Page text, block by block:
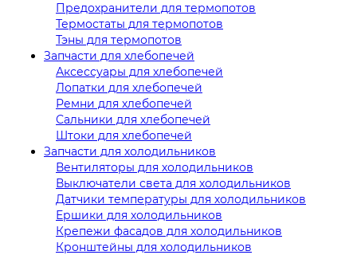
Предохранители для термопотов
Термостаты для термопотов
Тэны для термопотов
Запчасти для хлебопечей
Аксессуары для хлебопечей
Лопатки для хлебопечей
Ремни для хлебопечей
Сальники для хлебопечей
Штоки для хлебопечей
Запчасти для холодильников
Вентиляторы для холодильников
Выключатели света для холодильников
Датчики температуры для холодильников
Ершики для холодильников
Крепежи фасадов для холодильников
Кронштейны для холодильников